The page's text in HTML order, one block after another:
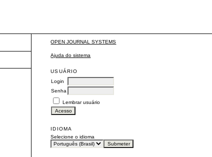
OPEN JOURNAL SYSTEMS
Ajuda do sistema
USUÁRIO
Login
Senha
Lembrar usuário
IDIOMA
Selecione o idioma